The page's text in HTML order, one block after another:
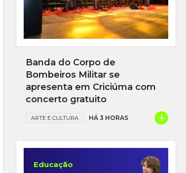
Banda do Corpo de
Bombeiros Militar se
apresenta em Criciúma com
concerto gratuito
ARTE E CULTURA HÁ 3 HORAS +
Educação